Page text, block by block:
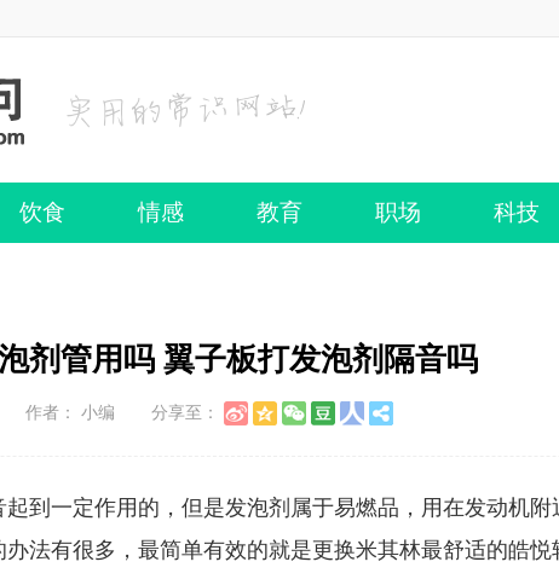
饮食 情感 教育 职场 科技
剂管用吗 翼子板打发泡剂隔音吗
作者： 小编 分享至：
到一定作用的，但是发泡剂属于易燃品，用在发动机
法有很多，最简单有效的就是更换米其林最舒适的皓